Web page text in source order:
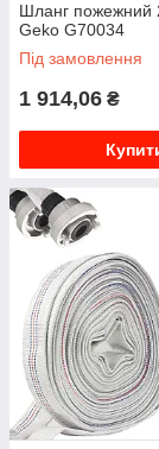
Шланг пожежний
Geko G70034
Під замовлення
1 914,06 ₴